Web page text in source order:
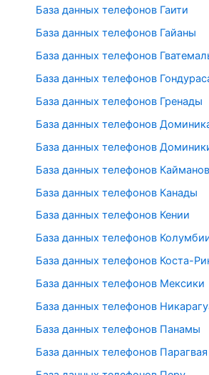
База данных телефонов Гаити
База данных телефонов Гайаны
База данных телефонов
База данных телефонов
База данных телефонов Гренады
База данных телефонов
База данных телефонов
База данных телефонов
База данных телефонов Канады
База данных телефонов Кении
База данных телефонов
База данных телефонов Коста-
База данных телефонов Мексики
База данных телефонов
База данных телефонов Панамы
База данных телефонов Парагвая